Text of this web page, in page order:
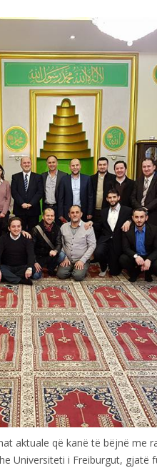
aktuale që kanë të bëjnë me
Universiteti i Freiburgut, gjatë